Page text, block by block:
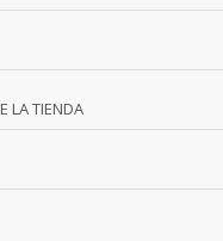
LA TIENDA